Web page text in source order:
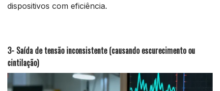
dispositivos com eficiência.
3- Saída de tensão inconsistente (causando escurecimento ou
cintilação)